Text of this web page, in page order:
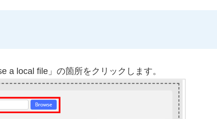
a local file」の箇所をクリックします。